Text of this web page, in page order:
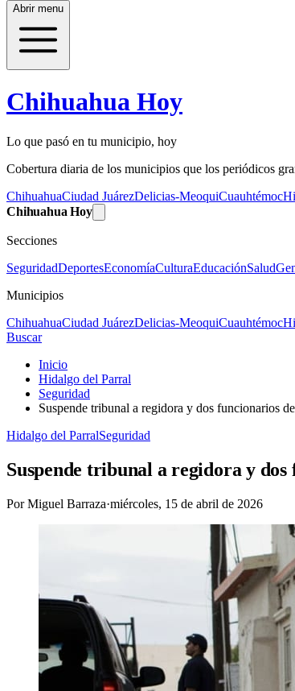
Abrir menu
Chihuahua Hoy
Lo que pasó en tu municipio, hoy
Cobertura diaria de los municipios que los periódicos
ChihuahuaCiudad JuárezDelicias-MeoquiCuauhtémoc
Chihuahua Hoy
Secciones
SeguridadDeportesEconomíaCulturaEducaciónSalud
Municipios
ChihuahuaCiudad JuárezDelicias-MeoquiCuauhtémoc
Buscar
Inicio
Hidalgo del Parral
Seguridad
Suspende tribunal a regidora y dos funcionarios
Hidalgo del ParralSeguridad
Suspende tribunal a regidora y
PorMiguel Barraza·miércoles, 15 de abril de 2026